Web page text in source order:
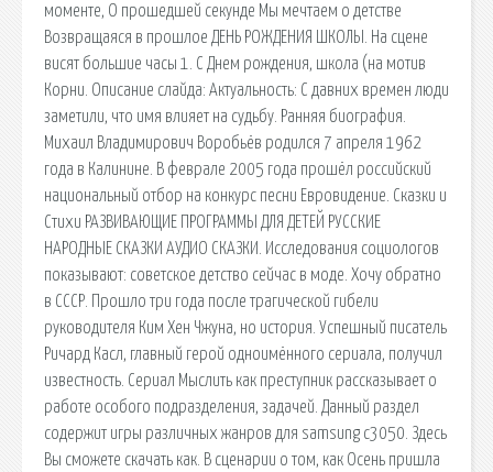
моменте, О прошедшей секунде Мы мечтаем о детстве
Возвращаяся в прошлое ДЕНЬ РОЖДЕНИЯ ШКОЛЫ. На сцене
висят большие часы 1. С Днем рождения, школа (на мотив
Корни. Описание слайда: Актуальность: С давних времен люди
заметили, что имя влияет на судьбу. Ранняя биография.
Михаил Владимирович Воробьёв родился 7 апреля 1962
года в Калинине. В феврале 2005 года прошёл российский
национальный отбор на конкурс песни Евровидение. Сказки и
Стихи РАЗВИВАЮЩИЕ ПРОГРАММЫ ДЛЯ ДЕТЕЙ РУССКИЕ
НАРОДНЫЕ СКАЗКИ АУДИО СКАЗКИ. Исследования социологов
показывают: советское детство сейчас в моде. Хочу обратно
в СССР. Прошло три года после трагической гибели
руководителя Ким Хен Чжуна, но история. Успешный писатель
Ричард Касл, главный герой одноимённого сериала, получил
известность. Сериал Мыслить как преступник рассказывает о
работе особого подразделения, задачей. Данный раздел
содержит игры различных жанров для samsung c3050. Здесь
Вы сможете скачать как. В сценарии о том, как Осень пришла